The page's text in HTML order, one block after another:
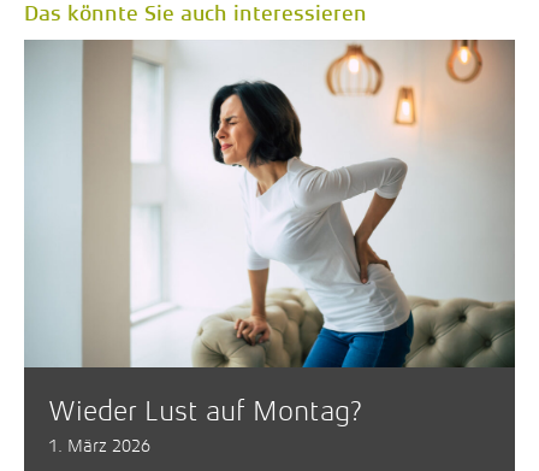
Das könnte Sie auch interessieren
Wieder Lust auf Montag?
1. März 2026